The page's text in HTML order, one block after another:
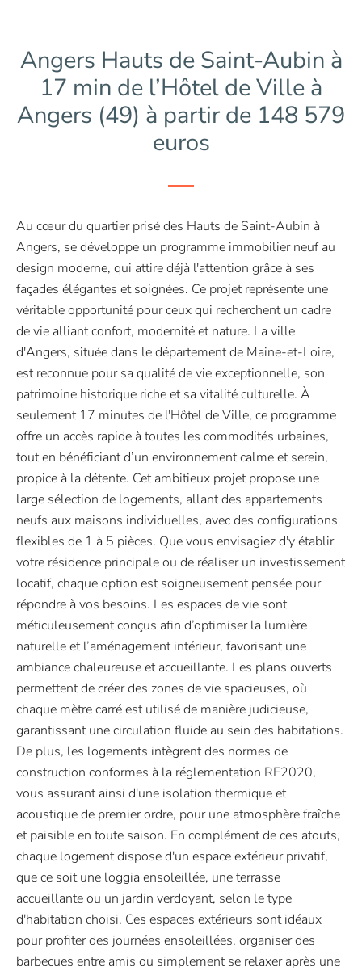
Angers Hauts de Saint-Aubin à
17 min de l’Hôtel de Ville à
Angers (49) à partir de 148 579
euros
Au cœur du quartier prisé des Hauts de Saint-Aubin à
Angers, se développe un programme immobilier neuf au
design moderne, qui attire déjà l'attention grâce à ses
façades élégantes et soignées. Ce projet représente une
véritable opportunité pour ceux qui recherchent un cadre
de vie alliant confort, modernité et nature. La ville
d'Angers, située dans le département de Maine-et-Loire,
est reconnue pour sa qualité de vie exceptionnelle, son
patrimoine historique riche et sa vitalité culturelle. À
seulement 17 minutes de l'Hôtel de Ville, ce programme
offre un accès rapide à toutes les commodités urbaines,
tout en bénéficiant d’un environnement calme et serein,
propice à la détente. Cet ambitieux projet propose une
large sélection de logements, allant des appartements
neufs aux maisons individuelles, avec des configurations
flexibles de 1 à 5 pièces. Que vous envisagiez d'y établir
votre résidence principale ou de réaliser un investissement
locatif, chaque option est soigneusement pensée pour
répondre à vos besoins. Les espaces de vie sont
méticuleusement conçus afin d’optimiser la lumière
naturelle et l’aménagement intérieur, favorisant une
ambiance chaleureuse et accueillante. Les plans ouverts
permettent de créer des zones de vie spacieuses, où
chaque mètre carré est utilisé de manière judicieuse,
garantissant une circulation fluide au sein des habitations.
De plus, les logements intègrent des normes de
construction conformes à la réglementation RE2020,
vous assurant ainsi d'une isolation thermique et
acoustique de premier ordre, pour une atmosphère fraîche
et paisible en toute saison. En complément de ces atouts,
chaque logement dispose d'un espace extérieur privatif,
que ce soit une loggia ensoleillée, une terrasse
accueillante ou un jardin verdoyant, selon le type
d'habitation choisi. Ces espaces extérieurs sont idéaux
pour profiter des journées ensoleillées, organiser des
barbecues entre amis ou simplement se relaxer après une